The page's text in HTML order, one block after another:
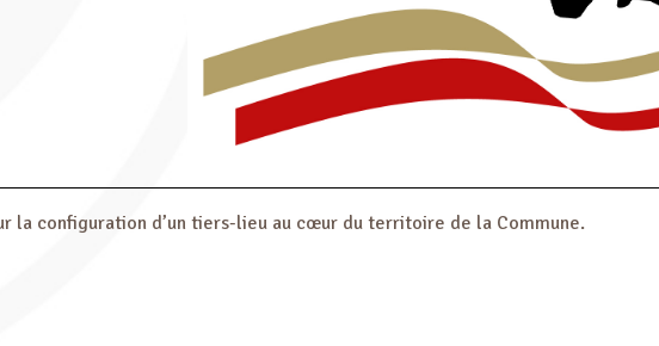
la configuration d’un tiers-lieu au cœur du territoire de la Commune.